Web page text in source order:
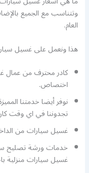
وتتناسب مع الجميع
العام.
هذا ونعمل على غسيل
كادر محترف من عمال
اختصاص.
تجدوننا في اي وقت
غسيل سيارات من
خدمات ورشة تصليح
غسيل سيارات منزلية